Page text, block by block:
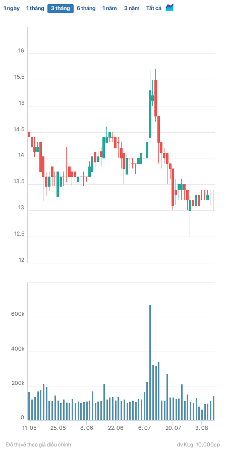
1 ngày 1 tháng 3 tháng 6 tháng 1 năm 3 năm Tất cả
11. 05 25. 05 8. 06 22. 06 6. 07 20. 07 3. 08
12
12.5
13
13.5
14
14.5
15
15.5
16
0
200k
400k
600k
Đồ thị vẽ theo giá điều chỉnh đv KLg: 10,000cp